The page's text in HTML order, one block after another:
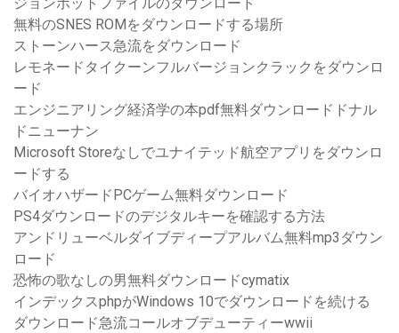
ジョンポットファイルのダウンロード
無料のSNES ROMをダウンロードする場所
ストーンハース急流をダウンロード
レモネードタイクーンフルバージョンクラックをダウンロ
ード
エンジニアリング経済学の本pdf無料ダウンロードドナル
ドニューナン
Microsoft Storeなしでユナイテッド航空アプリをダウンロ
ードする
バイオハザードPCゲーム無料ダウンロード
PS4ダウンロードのデジタルキーを確認する方法
アンドリューベルダイブディープアルバム無料mp3ダウン
ロード
恐怖の歌なしの男無料ダウンロードcymatix
インデックスphpがWindows 10でダウンロードを続ける
ダウンロード急流コールオブデューティーwwii